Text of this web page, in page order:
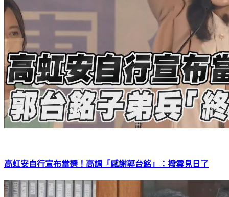
高虹安自行宣布當選！高調「感謝郭台銘」：撥雲見日了